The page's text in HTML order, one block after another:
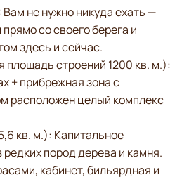
не нужно никуда ехать —
со своего берега и
здесь и сейчас.
строений 1200 кв. м.):
+ прибрежная зона с
расположен целый комплекс
кв. м.): Капитальное
редких пород дерева и камня.
кабинет, бильярдная и